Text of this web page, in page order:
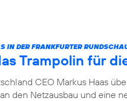
IN DER FRANKFURTER
Trampolin für
CEO Markus Haas
den Netzausbau und eine